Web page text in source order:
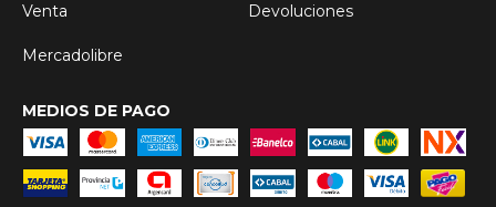
Venta
Devoluciones
Mercadolibre
MEDIOS DE PAGO